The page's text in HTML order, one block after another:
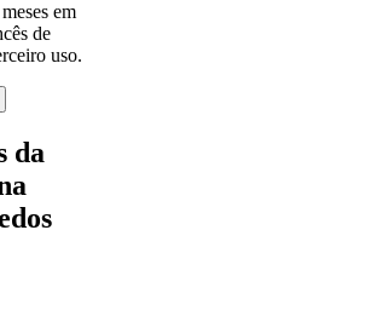
em
de
uso.
da